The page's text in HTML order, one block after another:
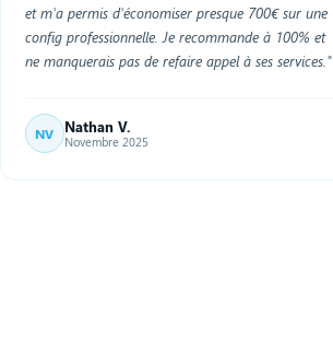
et m'a permis d'économiser presque 700€ sur une
config professionnelle. Je recommande à 100% et
ne manquerais pas de refaire appel à ses services."
NV Nathan V.
Novembre 2025